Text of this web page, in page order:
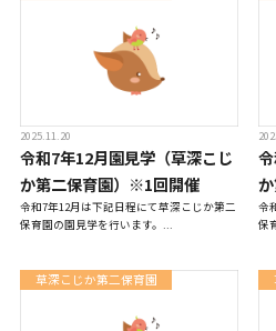
お問い合
TEL.0476-
2025.11.20
令和7年12月園見学（草深こじ
か第二保育園）※1回開催
令和7年12月は下記日程にて草深こじか第二
保育園の園見学を行います。...
令
保
草深こじか第二保育園